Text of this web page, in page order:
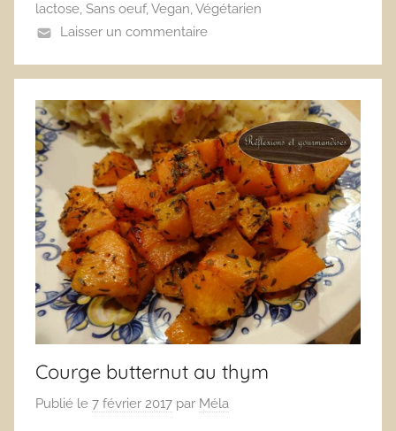
lactose, Sans oeuf,Vegan,Végétarien
Laisser un commentaire
Courge butternut au thym
Publié le 7 février 2017 par Méla